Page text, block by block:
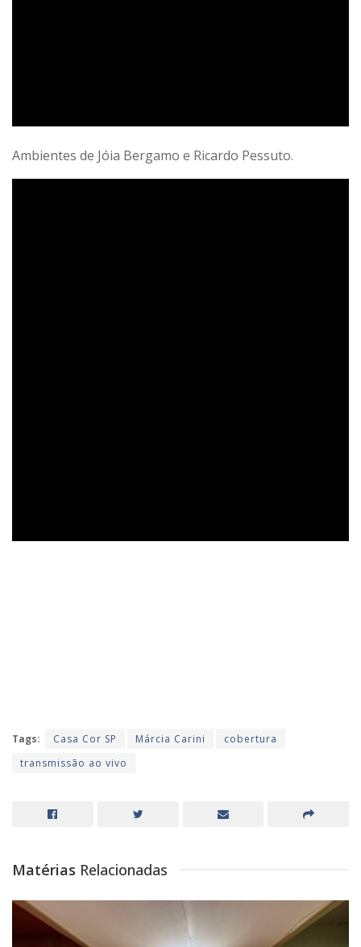
Ambientes de Jóia Bergamo e Ricardo Pessuto.
Tags: Casa Cor SP Márcia Carini
cobertura
transmissão ao vivo
Matérias Relacionadas